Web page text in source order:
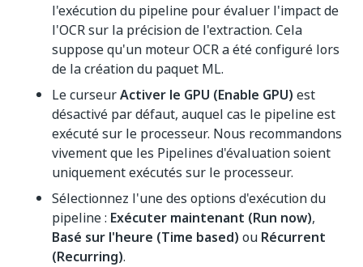
l'exécution du pipeline pour évaluer l'impact de
l'OCR sur la précision de l'extraction. Cela
suppose qu'un moteur OCR a été configuré lors
de la création du paquet ML.
Le curseurActiver le GPU (Enable GPU) est
désactivé par défaut, auquel cas le pipeline est
exécuté sur le processeur. Nous recommandons
vivement que les Pipelines d'évaluation soient
uniquement exécutés sur le processeur.
Sélectionnez l'une des options d'exécution du
pipeline : Exécuter maintenant (Run now),
Basé sur l'heure (Time based) ou Récurrent
(Recurring).